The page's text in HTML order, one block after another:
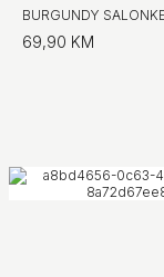
69,90 KM